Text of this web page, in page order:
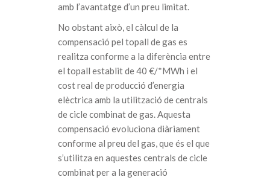
amb l’avantatge d’un preu limitat.
No obstant això, el càlcul de la
compensació pel topall de gas es
realitza conforme a la diferència entre
el topall establit de 40 €/*MWh i el
cost real de producció d’energia
elèctrica amb la utilització de centrals
de cicle combinat de gas. Aquesta
compensació evoluciona diàriament
conforme al preu del gas, que és el que
s’utilitza en aquestes centrals de cicle
combinat per a la generació